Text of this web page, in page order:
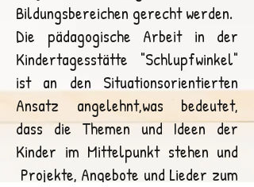
Bildungsbereichen gerecht werden.
Die pädagogische Arbeit in der
Kindertagesstätte "Schlupfwinkel"
ist an den Situationsorientierten
Ansatz angelehnt,was bedeutet,
dass die Themen und Ideen der
Kinder im Mittelpunkt stehen und
Projekte, Angebote und Lieder zum